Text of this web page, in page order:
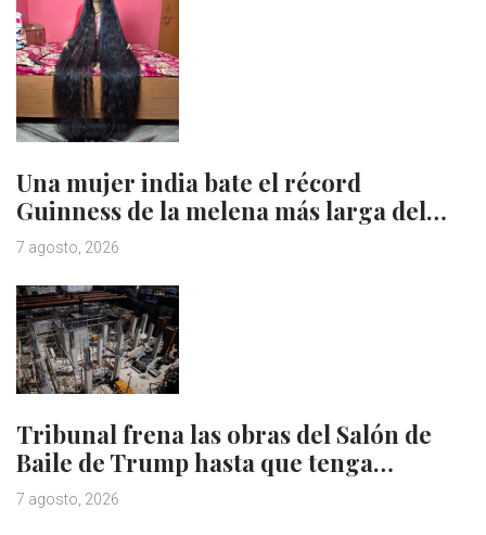
Una mujer india bate el récord
Guinness de la melena más larga del…
7 agosto, 2026
Tribunal frena las obras del Salón de
Baile de Trump hasta que tenga…
7 agosto, 2026